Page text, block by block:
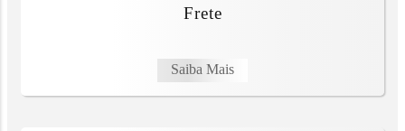
Frete
Saiba Mais